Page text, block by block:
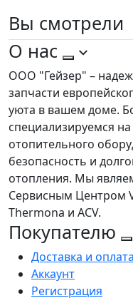
Вы смотрели
О нас
ООО "Гейзер" –
запчасти
уюта в вашем доме.
специализируемся
отопительного
безопасность и
отопления. Мы
Сервисным Центром
Thermona и ACV.
Покупателю
Доставка и оплата
Аккаунт
Регистрация